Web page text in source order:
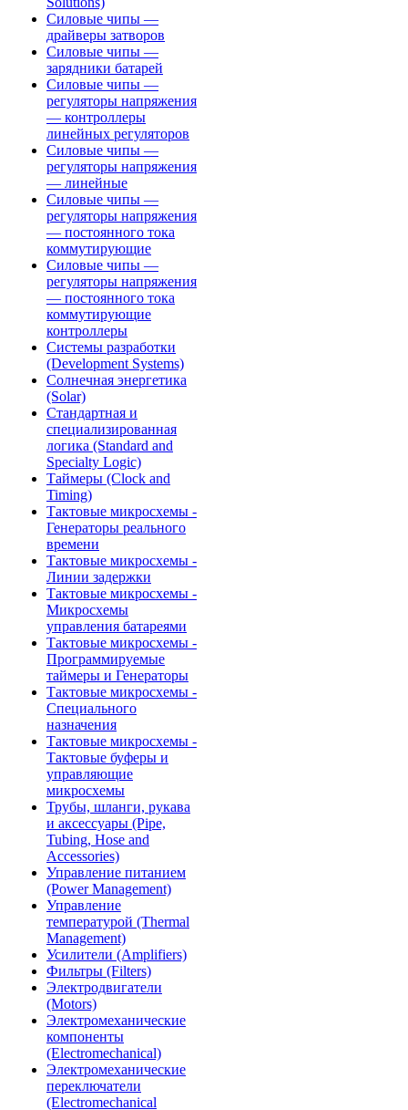
Силовые чипы —
драйверы затворов
Силовые чипы —
зарядники батарей
Силовые чипы —
регуляторы напряжения
— контроллеры
линейных регуляторов
Силовые чипы —
регуляторы напряжения
— линейные
Силовые чипы —
регуляторы напряжения
— постоянного тока
коммутирующие
Силовые чипы —
регуляторы напряжения
— постоянного тока
коммутирующие
контроллеры
Системы разработки
(Development Systems)
Солнечная энергетика
(Solar)
Стандартная и
специализированная
логика (Standard and
Specialty Logic)
Таймеры (Clock and
Timing)
Тактовые микросхемы -
Генераторы реального
времени
Тактовые микросхемы -
Линии задержки
Тактовые микросхемы -
Микросхемы
управления батареями
Тактовые микросхемы -
Программируемые
таймеры и Генераторы
Тактовые микросхемы -
Специального
назначения
Тактовые микросхемы -
Тактовые буферы и
управляющие
микросхемы
Трубы, шланги, рукава
и аксессуары (Pipe,
Tubing, Hose and
Accessories)
Управление питанием
(Power Management)
Управление
температурой (Thermal
Management)
Усилители (Amplifiers)
Фильтры (Filters)
Электродвигатели
(Motors)
Электромеханические
компоненты
(Electromechanical)
Электромеханические
переключатели
(Electromechanical